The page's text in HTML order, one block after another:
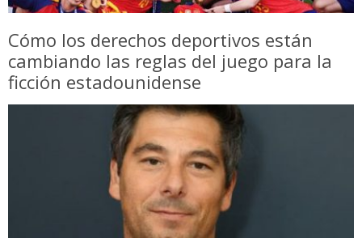
Cómo los derechos deportivos están
cambiando las reglas del juego para la
ficción estadounidense